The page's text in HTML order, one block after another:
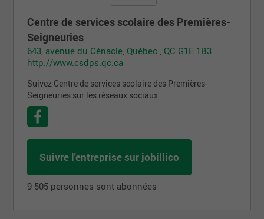
Centre de services scolaire des Premières-
Seigneuries
643, avenue du Cénacle, Québec , QC G1E 1B3
http://www.csdps.qc.ca
Suivez Centre de services scolaire des Premières-
Seigneuries sur les réseaux sociaux
Suivre l'entreprise sur jobillico
9 505 personnes sont abonnées